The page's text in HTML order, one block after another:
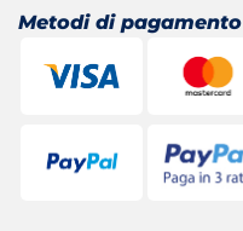
Metodi di pagamento